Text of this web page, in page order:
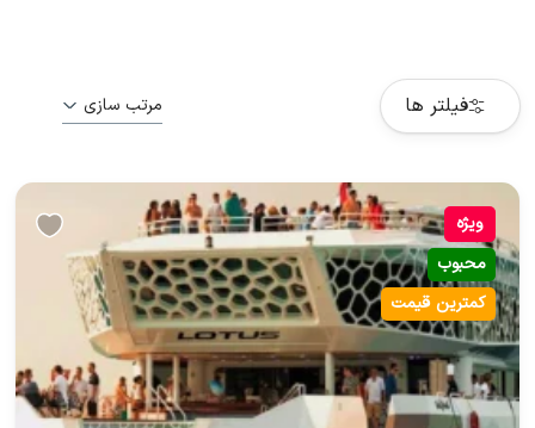
فیلتر ها مرتب سازی
ویژه
محبوب
کمترین قیمت